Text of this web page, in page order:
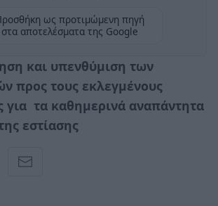
ως προτιμώμενη πηγή
στα αποτελέσματα της Google
και υπενθύμιση των
προς τους εκλεγμένους
τα καθημερινά αναπάντητα
εστίασης